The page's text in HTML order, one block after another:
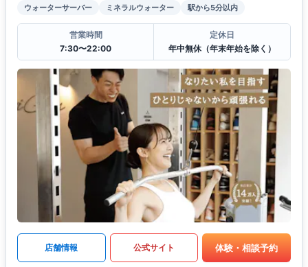
ウォーターサーバー ミネラルウォーター 駅から5分以内
営業時間
7:30〜22:00
定休日
年中無休（年末年始を除く）
店舗情報 公式サイト 体験・相談予約